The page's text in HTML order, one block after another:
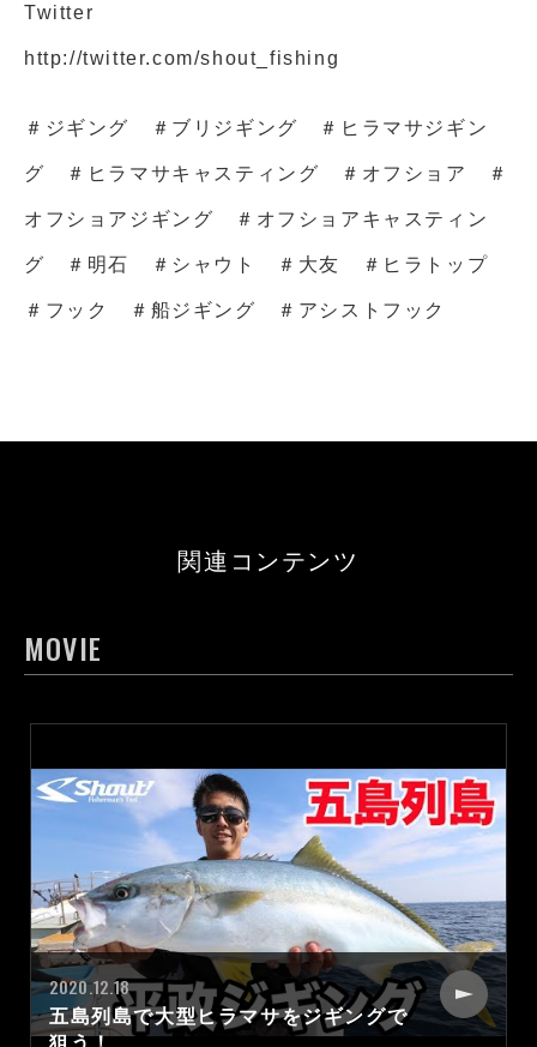
Twitter
http://twitter.com/shout_fishing
＃ジギング ＃ブリジギング ＃ヒラマサジギン
グ ＃ヒラマサキャスティング ＃オフショア ＃
オフショアジギング ＃オフショアキャスティン
グ ＃明石 ＃シャウト ＃大友 ＃ヒラトップ
＃フック ＃船ジギング ＃アシストフック
関連コンテンツ
MOVIE
2020.12.18
五島列島で大型ヒラマサをジギングで
狙う！